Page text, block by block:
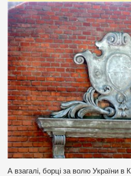
А взагалі, борці за волю України в